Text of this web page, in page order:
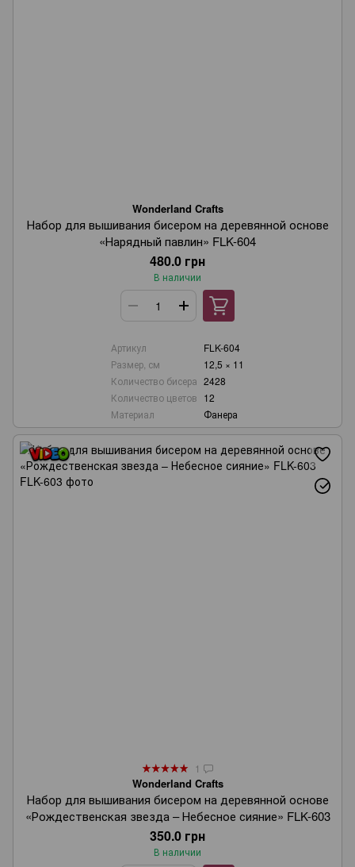
Wonderland Crafts
Набор для вышивания бисером на деревянной основе
«Нарядный павлин» FLK-604
480.0 грн
В наличии
Артикул
FLK-604
Размер, см
12,5 × 11
Количество бисера 2428
Количество цветов 12
Материал
Фанера
1
Wonderland Crafts
Набор для вышивания бисером на деревянной основе
«Рождественская звезда – Небесное сияние» FLK-603
350.0 грн
В наличии